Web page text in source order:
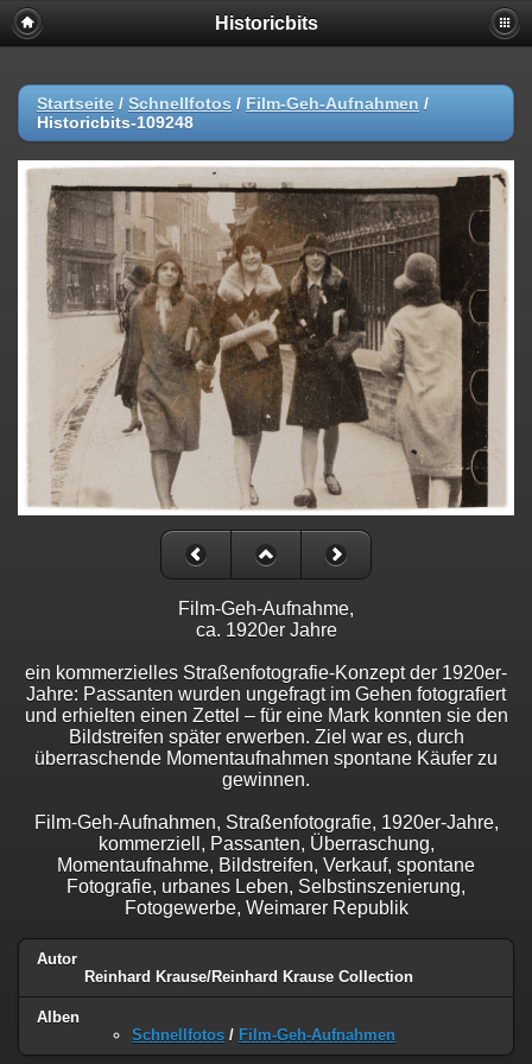
Historicbits
Startseite / Schnellfotos / Film-Geh-Aufnahmen /
Historicbits-109248
Film-Geh-Aufnahme,
ca. 1920er Jahre
ein kommerzielles Straßenfotografie-Konzept der 1920er-
Jahre: Passanten wurden ungefragt im Gehen fotografiert
und erhielten einen Zettel – für eine Mark konnten sie den
Bildstreifen später erwerben. Ziel war es, durch
überraschende Momentaufnahmen spontane Käufer zu
gewinnen.
Film-Geh-Aufnahmen, Straßenfotografie, 1920er-Jahre,
kommerziell, Passanten, Überraschung,
Momentaufnahme, Bildstreifen, Verkauf, spontane
Fotografie, urbanes Leben, Selbstinszenierung,
Fotogewerbe, Weimarer Republik
Autor
Reinhard Krause/Reinhard Krause Collection
Alben
Schnellfotos / Film-Geh-Aufnahmen